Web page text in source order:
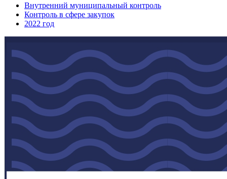
Внутренний муниципальный контроль
Контроль в сфере закупок
2022 год